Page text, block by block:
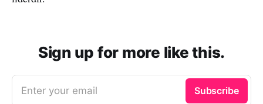
Sign up for more like this.
Enter your email Subscribe